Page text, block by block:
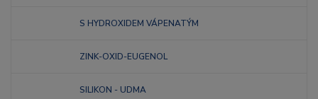
S HYDROXIDEM VÁPENATÝM
ZINK-OXID-EUGENOL
SILIKON - UDMA